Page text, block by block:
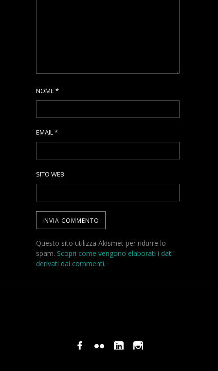
NOME *
EMAIL*
SITO WEB
Questo sito utilizza Akismet per ridurre lo
spam. Scopri come vengono elaborati i dati
derivati dai commenti.